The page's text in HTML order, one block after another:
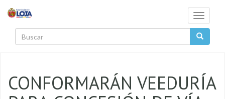
Toggle
CONFORMARÁN VEEDURÍA